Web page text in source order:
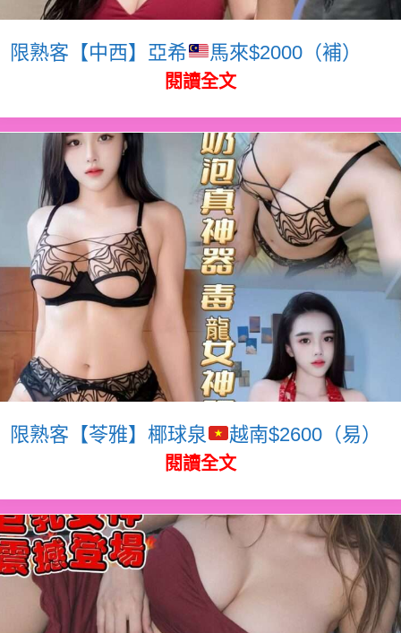
限熟客【中西】亞希 馬來$2000（補）
閱讀全文
限熟客【苓雅】椰球泉 越南$2600（易）
閱讀全文